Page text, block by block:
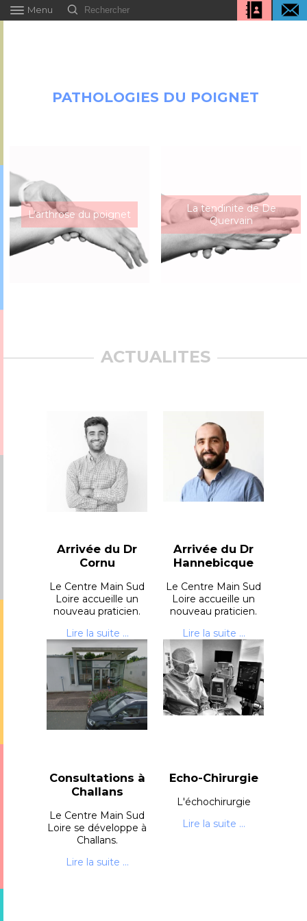
Menu
PATHOLOGIES DU POIGNET
L’arthrose du poignet
La tendinite de De
Quervain
ACTUALITES
Arrivée du Dr
Cornu
Le Centre Main Sud
Loire accueille un
nouveau praticien.
Lire la suite ...
Arrivée du Dr
Hannebicque
Le Centre Main Sud
Loire accueille un
nouveau praticien.
Lire la suite ...
Consultations à
Challans
Le Centre Main Sud
Loire se développe à
Challans.
Lire la suite ...
Echo-Chirurgie
L'échochirurgie
Lire la suite ...